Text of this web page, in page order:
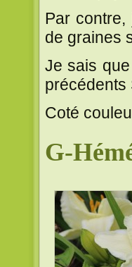
Par
de graines
Je sais que
précédents
Coté
G-